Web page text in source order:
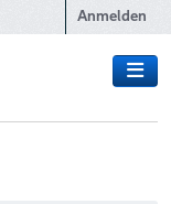
Anmelden